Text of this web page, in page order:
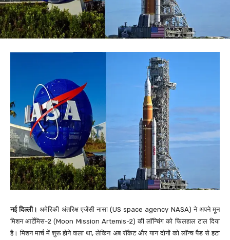
नई दिल्ली। अमेरिकी अंतरिक्ष एजेंसी नासा (US space agency NASA) ने अपने मून
मिशन आर्टेमिस-2 (Moon Mission Artemis-2) की लॉन्चिंग को फिलहाल टाल दिया
है। मिशन मार्च में शुरू होने वाला था, लेकिन अब रॉकेट और यान दोनों को लॉन्च पैड से हटा